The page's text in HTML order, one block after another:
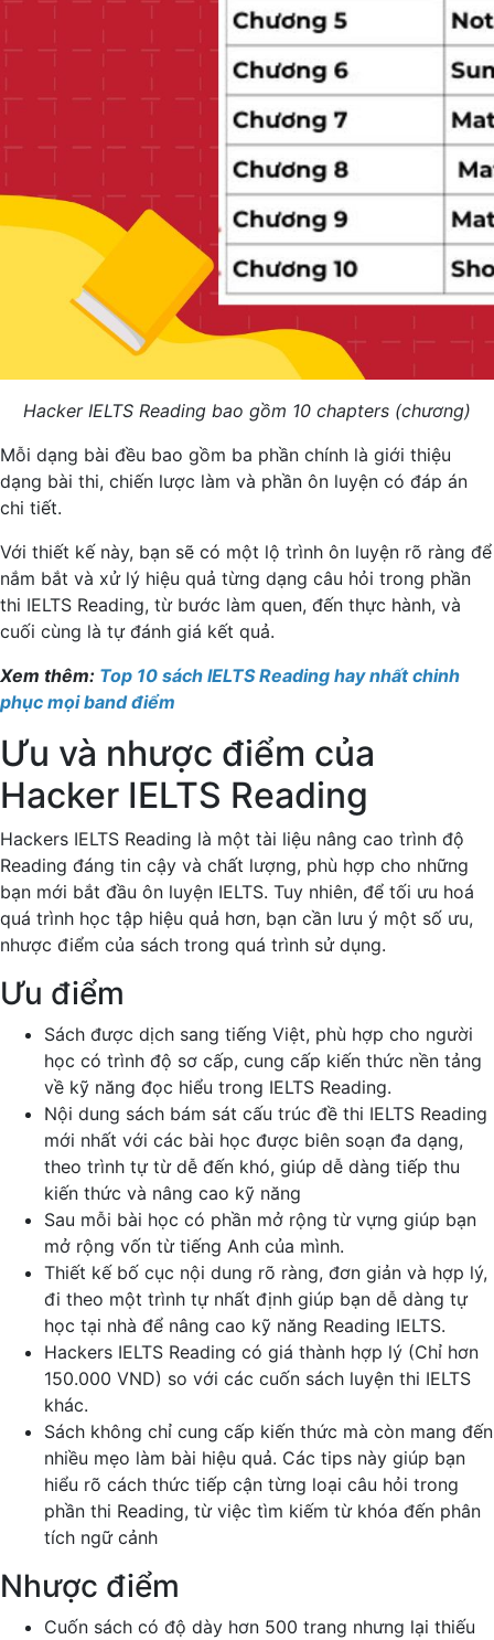
Hacker IELTS Reading bao gồm 10 chapters (chương)
Mỗi dạng bài đều bao gồm ba phần chính là giới thiệu
dạng bài thi, chiến lược làm và phần ôn luyện có đáp án
chi tiết.
Với thiết kế này, bạn sẽ có một lộ trình ôn luyện rõ ràng để
nắm bắt và xử lý hiệu quả từng dạng câu hỏi trong phần
thi IELTS Reading, từ bước làm quen, đến thực hành, và
cuối cùng là tự đánh giá kết quả.
Xem thêm: Top 10 sách IELTS Reading hay nhất chinh
phục mọi band điểm
Ưu và nhược điểm của
Hacker IELTS Reading
Hackers IELTS Reading là một tài liệu nâng cao trình độ
Reading đáng tin cậy và chất lượng, phù hợp cho những
bạn mới bắt đầu ôn luyện IELTS. Tuy nhiên, để tối ưu hoá
quá trình học tập hiệu quả hơn, bạn cần lưu ý một số ưu,
nhược điểm của sách trong quá trình sử dụng.
Ưu điểm
Sách được dịch sang tiếng Việt, phù hợp cho người
học có trình độ sơ cấp, cung cấp kiến thức nền tảng
về kỹ năng đọc hiểu trong IELTS Reading.
Nội dung sách bám sát cấu trúc đề thi IELTS Reading
mới nhất với các bài học được biên soạn đa dạng,
theo trình tự từ dễ đến khó, giúp dễ dàng tiếp thu
kiến thức và nâng cao kỹ năng
Sau mỗi bài học có phần mở rộng từ vựng giúp bạn
mở rộng vốn từ tiếng Anh của mình.
Thiết kế bố cục nội dung rõ ràng, đơn giản và hợp lý,
đi theo một trình tự nhất định giúp bạn dễ dàng tự
học tại nhà để nâng cao kỹ năng Reading IELTS.
Hackers IELTS Reading có giá thành hợp lý (Chỉ hơn
150.000 VND) so với các cuốn sách luyện thi IELTS
khác.
Sách không chỉ cung cấp kiến thức mà còn mang đến
nhiều mẹo làm bài hiệu quả. Các tips này giúp bạn
hiểu rõ cách thức tiếp cận từng loại câu hỏi trong
phần thi Reading, từ việc tìm kiếm từ khóa đến phân
tích ngữ cảnh
Nhược điểm
Cuốn sách có độ dày hơn 500 trang nhưng lại thiếu